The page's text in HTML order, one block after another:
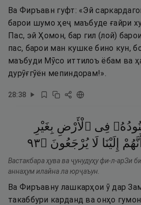
Ва Фиръавн гуфт: «Эй
барои шумо ҳеҷ маъбуде ғайри
Пас, эй Ҳомон, бар гил (лой)
пас, барои ман кушке бино кун,
маъбуди Мӯсо иттилоъ ёбам ва
дурӯғгӯён мепиндорам!».
28:38
فِى ٱلْأَرْضِ بِغَيْرِ
أَنَّهُمْ إِلَيْنَا لَا يُرْجَعُونَ ۝٣٩
Вастакбара ҳува ва ҷунудуҳу фи-л-арЗи
аннаҳум илайна ла юрҷаъун.
Ва Фиръавну лашкарҳои ӯ дар
такаббури карданд ва онҳо